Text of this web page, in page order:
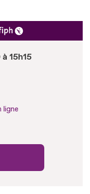
15h15
ligne